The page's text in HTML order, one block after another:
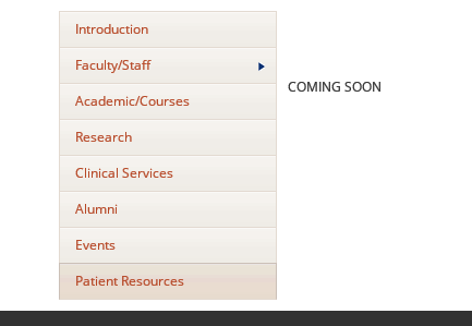
Introduction
Faculty/Staff
Academic/Courses
Research
Clinical Services
Alumni
Events
Patient Resources
COMING SOON